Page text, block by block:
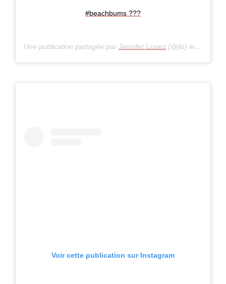
#beachbums ???
Une publication partagée par Jennifer Lopez (@jlo) le il y a 7
Voir cette publication sur Instagram